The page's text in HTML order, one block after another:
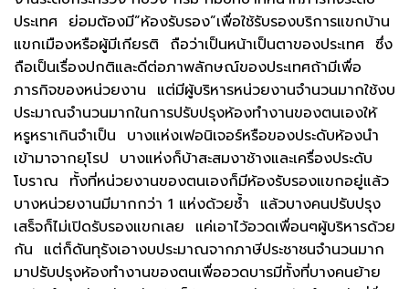
ประเทศ ย่อมต้องมี”ห้องรับรอง”เพื่อใช้รับรองบริการแขกบ้าน
แขกเมืองหรือผู้มีเกียรติ ถือว่าเป็นหน้าเป็นตาของประเทศ ซึ่ง
ถือเป็นเรื่องปกติและดีต่อภาพลักษณ์ของประเทศถ้ามีเพื่อ
ภารกิจของหน่วยงาน แต่มีผู้บริหารหน่วยงานจำนวนมากใช้งบ
ประมาณจำนวนมากในการปรับปรุงห้องทำงานของตนเองให้
หรูหราเกินจำเป็น บางแห่งเฟอนิเจอร์หรือของประดับห้องนำ
เข้ามาจากยุโรป บางแห่งก็บ้าสะสมงาช้างและเครื่องประดับ
โบราณ ทั้งที่หน่วยงานของตนเองก็มีห้องรับรองแขกอยู่แล้ว
บางหน่วยงานมีมากกว่า 1 แห่งด้วยซ้ำ แล้วบางคนปรับปรุง
เสร็จก็ไม่เปิดรับรองแขกเลย แค่เอาไว้อวดเพื่อนๆผู้บริหารด้วย
กัน แต่ก็ดันทุรังเอางบประมาณจากภาษีประชาชนจำนวนมาก
มาปรับปรุงห้องทำงานของตนเพื่ออวดบารมีทั้งที่บางคนย้าย